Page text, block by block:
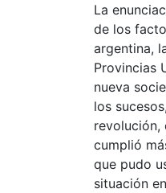
La
de los
argentina,
Provincias
nueva
los
revolución,
cumplió
que pudo
situación